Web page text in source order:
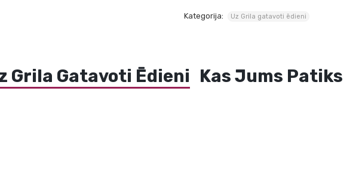
Kategorija: Uz Grila gatavoti ēdieni
Grila Gatavoti Ēdieni Kas Jums Patiks